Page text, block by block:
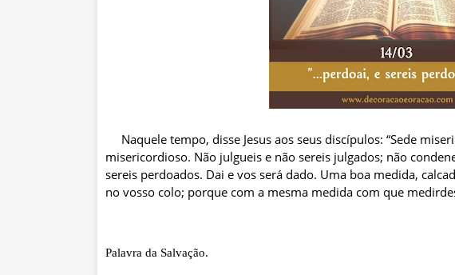
Naquele tempo, disse Jesus aos seus discípulos: “Sede
misericordioso. Não julgueis e não sereis julgados; não
sereis perdoados. Dai e vos será dado. Uma boa medida,
no vosso colo; porque com a mesma medida com que
Palavra da Salvação.